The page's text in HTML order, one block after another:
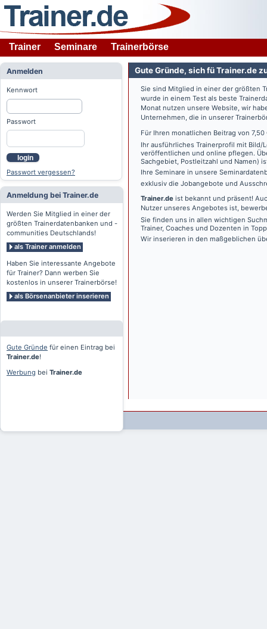
Trainer Seminare Trainerbörse
Anmelden
Kennwort
Passwort
login
Passwort vergessen?
Anmeldung bei Trainer.de
Werden Sie Mitglied in einer der
größten Trainerdatenbanken und -
communities Deutschlands!
als Trainer anmelden
Haben Sie interessante Angebote
für Trainer? Dann werben Sie
kostenlos in unserer Trainerbörse!
als Börsenanbieter inserieren
Gute Gründe für einen Eintrag bei
Trainer.de!
Werbung bei Trainer.de
Gute Gründe, sich fü Trainer.de
Sie sind Mitglied in einer der größten
wurde in einem Test als beste
Monat nutzen unsere Website, wir
Unternehmen, die in unserer
Für Ihren monatlichen Beitrag von
Ihr ausführliches Trainerprofil mit
veröffentlichen und online pflegen.
Sachgebiet, Postleitzahl und Namen)
Ihre Seminare in unsere
exklusiv die Jobangebote und
Trainer.de ist bekannt und präsent!
Nutzer unseres Angebotes ist,
Sie finden uns in allen wichtigen
Trainer, Coaches und Dozenten in
Wir inserieren in den maßgeblichen